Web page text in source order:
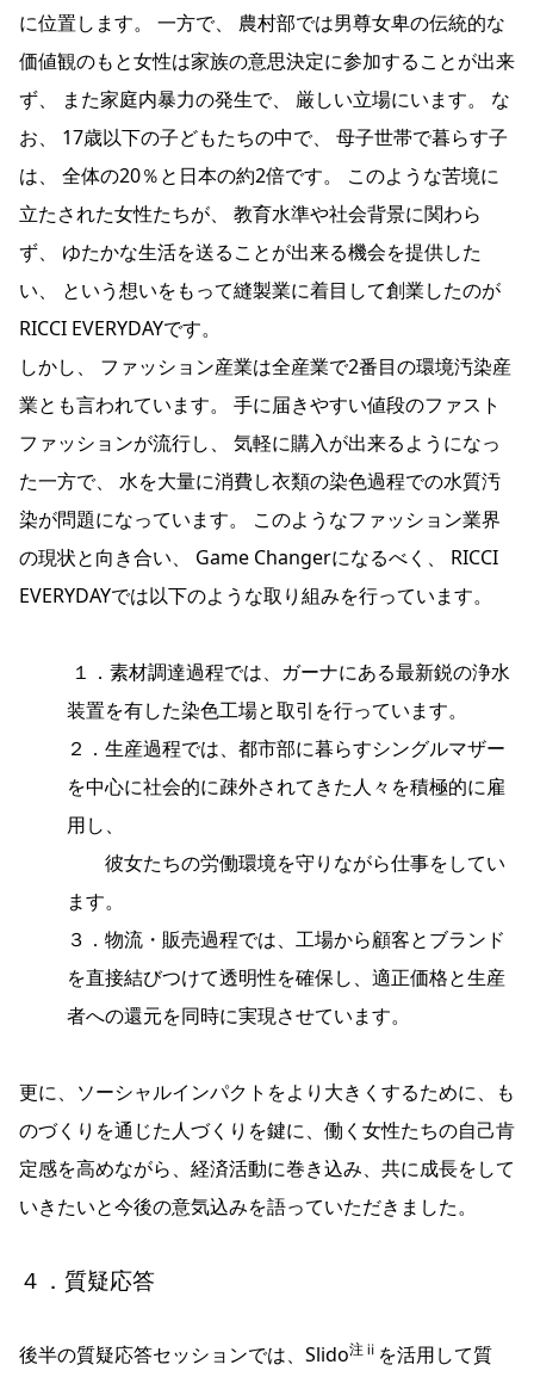
に位置します。 一方で、 農村部では男尊女卑の伝統的な
価値観のもと女性は家族の意思決定に参加することが出来
ず、 また家庭内暴力の発生で、 厳しい立場にいます。 な
お、 17歳以下の子どもたちの中で、 母子世帯で暮らす子
は、 全体の20％と日本の約2倍です。 このような苦境に
立たされた女性たちが、 教育水準や社会背景に関わら
ず、 ゆたかな生活を送ることが出来る機会を提供した
い、 という想いをもって縫製業に着目して創業したのが
RICCI EVERYDAYです。
しかし、 ファッション産業は全産業で2番目の環境汚染産
業とも言われています。 手に届きやすい値段のファスト
ファッションが流行し、 気軽に購入が出来るようになっ
た一方で、 水を大量に消費し衣類の染色過程での水質汚
染が問題になっています。 このようなファッション業界
の現状と向き合い、 Game Changerになるべく、 RICCI
EVERYDAYでは以下のような取り組みを行っています。
１．素材調達過程では、ガーナにある最新鋭の浄水
装置を有した染色工場と取引を行っています。
２．生産過程では、都市部に暮らすシングルマザー
を中心に社会的に疎外されてきた人々を積極的に雇
用し、
彼女たちの労働環境を守りながら仕事をしてい
ます。
３．物流・販売過程では、工場から顧客とブランド
を直接結びつけて透明性を確保し、適正価格と生産
者への還元を同時に実現させています。
更に、ソーシャルインパクトをより大きくするために、も
のづくりを通じた人づくりを鍵に、働く女性たちの自己肯
定感を高めながら、経済活動に巻き込み、共に成長をして
いきたいと今後の意気込みを語っていただきました。
４．質疑応答
後半の質疑応答セッションでは、Slido注ⅱ を活用して質